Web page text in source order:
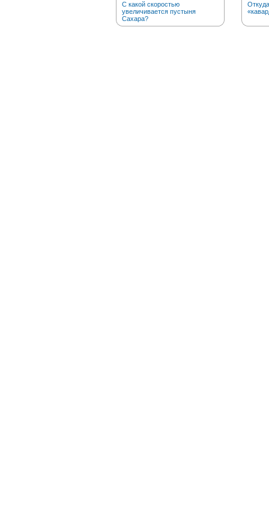
С какой скоростью
увеличивается пустыня
Сахара?